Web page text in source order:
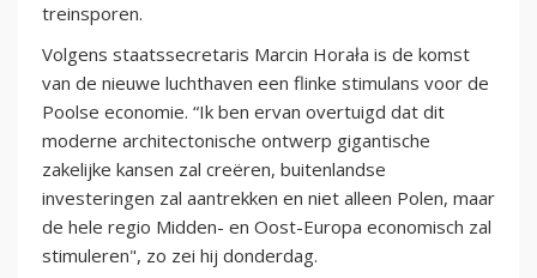
treinsporen.
Volgens staatssecretaris Marcin Horała is de komst
van de nieuwe luchthaven een flinke stimulans voor de
Poolse economie. “Ik ben ervan overtuigd dat dit
moderne architectonische ontwerp gigantische
zakelijke kansen zal creëren, buitenlandse
investeringen zal aantrekken en niet alleen Polen, maar
de hele regio Midden- en Oost-Europa economisch zal
stimuleren", zo zei hij donderdag.